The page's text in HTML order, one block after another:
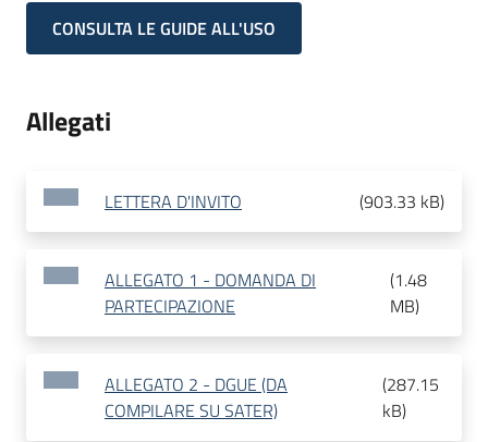
CONSULTA LE GUIDE ALL'USO
Allegati
LETTERA D'INVITO (903.33 kB)
ALLEGATO 1 - DOMANDA DI
PARTECIPAZIONE
(1.48
MB)
ALLEGATO 2 - DGUE (DA
COMPILARE SU SATER)
(287.15
kB)